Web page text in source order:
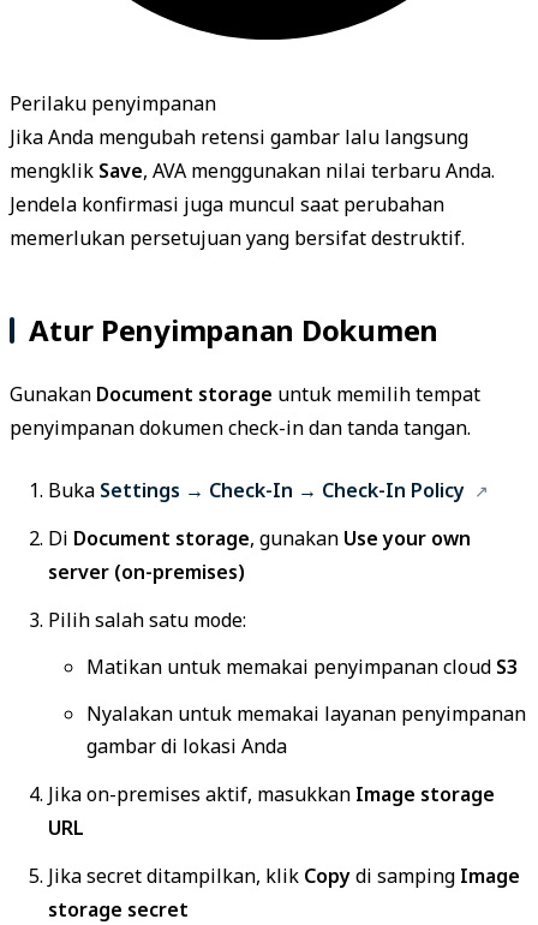
Perilaku penyimpanan
Jika Anda mengubah retensi gambar lalu langsung
mengklik Save, AVA menggunakan nilai terbaru Anda.
Jendela konfirmasi juga muncul saat perubahan
memerlukan persetujuan yang bersifat destruktif.
Atur Penyimpanan Dokumen
Gunakan Document storage untuk memilih tempat
penyimpanan dokumen check-in dan tanda tangan.
Buka Settings → Check-In → Check-In Policy
Di Document storage, gunakan Use your own
server (on-premises)
Pilih salah satu mode:
Matikan untuk memakai penyimpanan cloud S3
Nyalakan untuk memakai layanan penyimpanan
gambar di lokasi Anda
Jika on-premises aktif, masukkan Image storage
URL
Jika secret ditampilkan, klik Copydi samping Image
storage secret